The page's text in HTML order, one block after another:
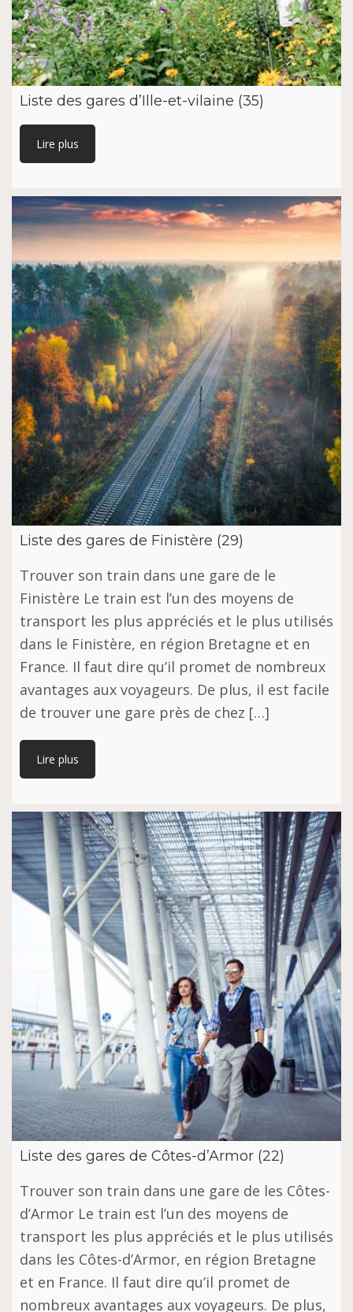
Liste des gares d’Ille-et-vilaine (35)
Lire plus
Liste des gares de Finistère (29)
Trouver son train dans une gare de le
Finistère Le train est l’un des moyens de
transport les plus appréciés et le plus utilisés
dans le Finistère, en région Bretagne et en
France. Il faut dire qu’il promet de nombreux
avantages aux voyageurs. De plus, il est facile
de trouver une gare près de chez […]
Lire plus
Liste des gares de Côtes-d’Armor (22)
Trouver son train dans une gare de les Côtes-
d’Armor Le train est l’un des moyens de
transport les plus appréciés et le plus utilisés
dans les Côtes-d’Armor, en région Bretagne
et en France. Il faut dire qu’il promet de
nombreux avantages aux voyageurs. De plus,